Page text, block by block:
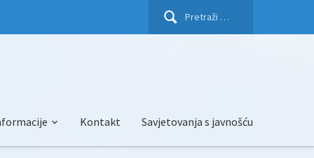
Pretraži:
Kontakt Savjetovanja s javnošću